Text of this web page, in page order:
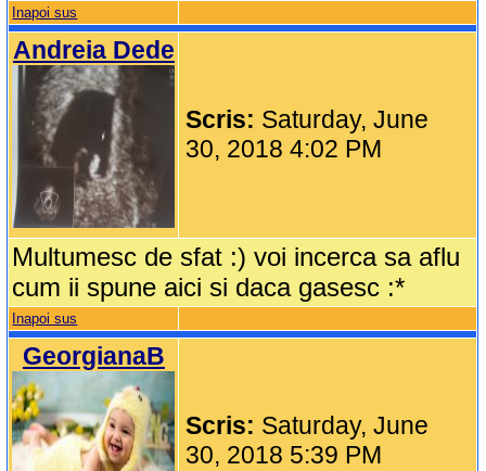
Inapoi sus
Andreia Dede
Scris: Saturday, June
30, 2018 4:02 PM
Multumesc de sfat :) voi incerca sa aflu
cum ii spune aici si daca gasesc :*
Inapoi sus
GeorgianaB
Scris: Saturday, June
30, 2018 5:39 PM